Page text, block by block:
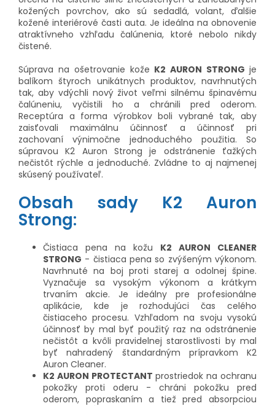
kožených povrchov, ako sú sedadlá, volant, ďalšie
kožené interiérové ​​časti auta. Je ideálna na obnovenie
atraktívneho vzhľadu čalúnenia, ktoré nebolo nikdy
čistené.
Súprava na ošetrovanie kože K2 AURON STRONGje
balíkom štyroch unikátnych produktov, navrhnutých
tak, aby vdýchli nový život veľmi silnému špinavému
čalúneniu, vyčistili ho a chránili pred oderom.
Receptúra ​​a forma výrobkov boli vybrané tak, aby
zaisťovali maximálnu účinnosť a účinnosť pri
zachovaní výnimočne jednoduchého použitia. So
súpravou K2 Auron Strong je odstránenie ťažkých
nečistôt rýchle a jednoduché. Zvládne to aj najmenej
skúsený používateľ.
Obsah sady K2 Auron
Strong:
Čistiaca pena na kožu K2 AURON CLEANER
STRONG - čistiaca pena so zvýšeným výkonom.
Navrhnuté na boj proti starej a odolnej špine.
Vyznačuje sa vysokým výkonom a krátkym
trvaním akcie. Je ideálny pre profesionálne
aplikácie, kde je rozhodujúci čas celého
čistiaceho procesu. Vzhľadom na svoju vysokú
účinnosť by mal byť použitý raz na odstránenie
nečistôt a kvôli pravidelnej starostlivosti by mal
byť nahradený štandardným prípravkom K2
Auron Cleaner.
K2 AURON PROTECTANT prostriedok na ochranu
pokožky proti oderu - chráni pokožku pred
oderom, popraskaním a tiež pred absorpciou